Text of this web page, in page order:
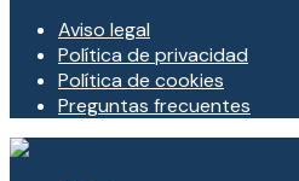
Aviso legal
Política de privacidad
Política de cookies
Preguntas frecuentes